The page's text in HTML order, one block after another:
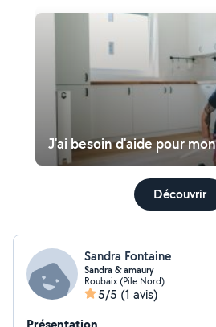
J'ai besoin d'aide pour
Découvrir
Sandra Fontaine
Sandra & amaury
Roubaix (Pile Nord)
5/5 (1 avis)